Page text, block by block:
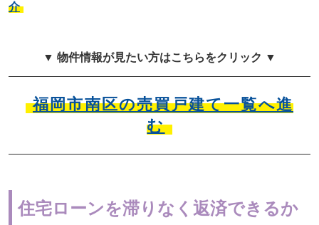
介
▼ 物件情報が見たい方はこちらをクリック ▼
福岡市南区の売買戸建て一覧へ進
む
住宅ローンを滞りなく返済できるか